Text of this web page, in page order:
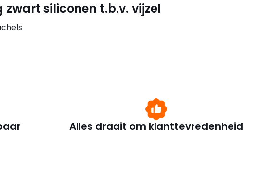
zwart siliconen t.b.v. vijzel
Alles draait om klanttevredenheid